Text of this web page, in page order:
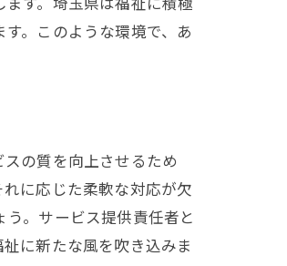
。このような環境で、あ
の質を向上させるため
に応じた柔軟な対応が欠
。サービス提供責任者と
に新たな風を吹き込みま